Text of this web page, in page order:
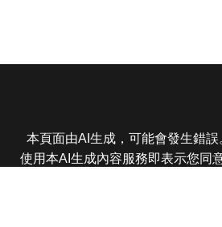
本頁面由AI生成，可能會發生錯誤
使用本AI生成內容服務即表示您同